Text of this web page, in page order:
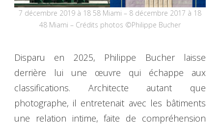
7 décembre 2019 à 18 58 Miami – 8 décembre 2017 à 18
48 Miami – Crédits photos ©Philippe Bucher
Disparu en 2025, Philippe Bucher laisse
derrière lui une œuvre qui échappe aux
classifications. Architecte autant que
photographe, il entretenait avec les bâtiments
une relation intime, faite de compréhension